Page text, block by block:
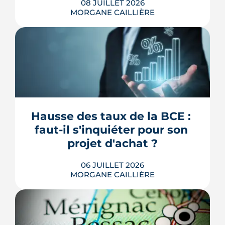
08 JUILLET 2026
MORGANE CAILLIÈRE
À Bordeaux, deux logements au plan
identique n'offrent pas le même
confort d'été selon leur adresse :
Météo-France mesure jusqu'à 4,4 °C
nuits d'été, et les cartes de la Métropole
distinguent un centre minéral d'un
secteur arboré. Densité du b...
LIRE L'ARTICLE
Hausse des taux de la BCE :
faut-il s'inquiéter pour son
projet d'achat ?
06 JUILLET 2026
MORGANE CAILLIÈRE